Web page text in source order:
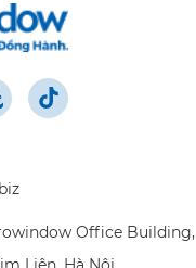
Office Building,